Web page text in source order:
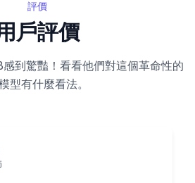
評價
戶評價
到驚豔！看看他們對這個革命性的
型有什麼看法。